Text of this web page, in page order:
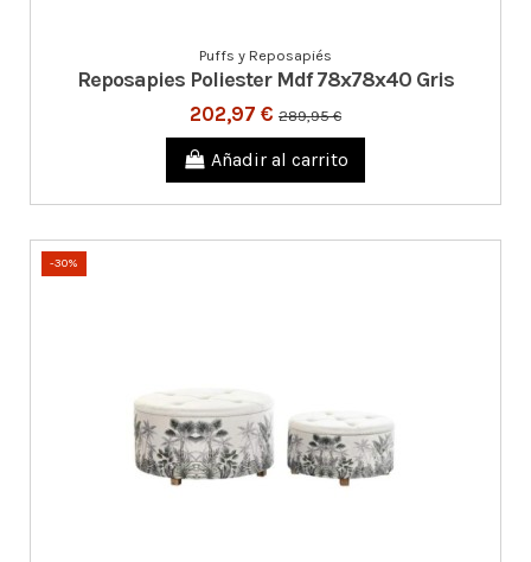
Puffs y Reposapiés
Reposapies Poliester Mdf 78x78x40 Gris
202,97 € 289,95 €
Añadir al carrito
-30%